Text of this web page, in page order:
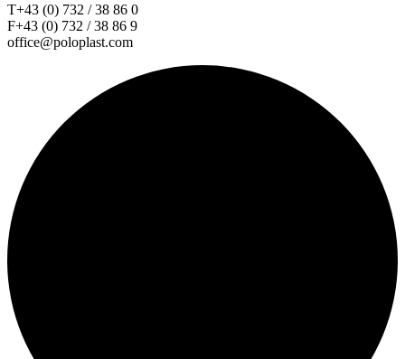
T+43 (0) 732 / 38 86 0
F+43 (0) 732 / 38 86 9
office@poloplast.com